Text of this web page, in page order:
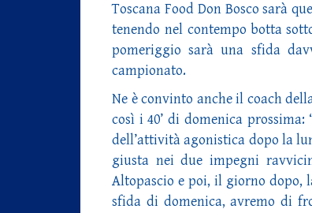
Toscana Food Don Bosco sarà
tenendo nel contempo botta
pomeriggio sarà una sfida
campionato.
Ne è convinto anche il coach
così i 40’ di domenica
dell’attività agonistica dopo la
giusta nei due impegni
Altopascio e poi, il giorno dopo,
sfida di domenica, avremo di